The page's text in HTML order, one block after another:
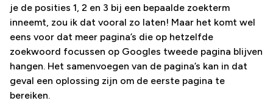
je de posities 1, 2 en 3 bij een bepaalde zoekterm
inneemt, zou ik dat vooral zo laten! Maar het komt wel
eens voor dat meer pagina’s die op hetzelfde
zoekwoord focussen op Googles tweede pagina blijven
hangen. Het samenvoegen van de pagina’s kan in dat
geval een oplossing zijn om de eerste pagina te
bereiken.